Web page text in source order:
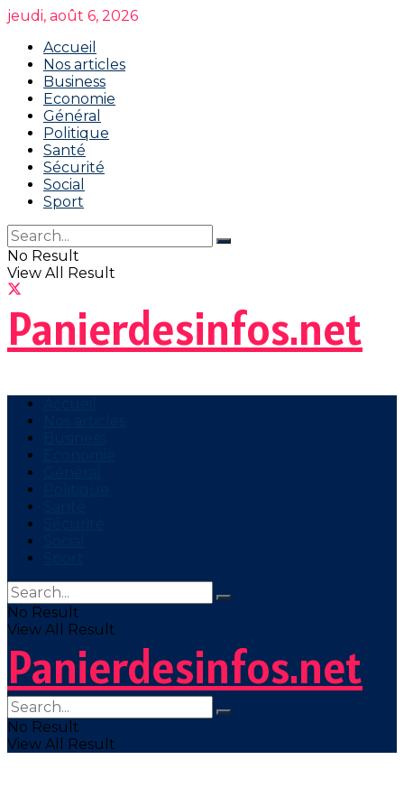
jeudi, août 6, 2026
Accueil
Nos articles
Business
Economie
Général
Politique
Santé
Sécurité
Social
Sport
No Result
View All Result
Panierdesinfos.net
No Result
View All Result
Panierdesinfos.net
No Result
View All Result